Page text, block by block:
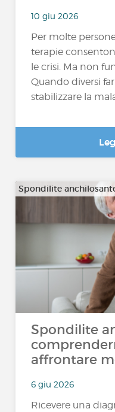
10 giu 2026
Per molte
terapie
le crisi. Ma non
Quando diversi
stabilizzare la
Spondilite
Spondilite
affrontare
6 giu 2026
Ricevere una